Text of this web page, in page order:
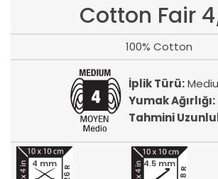
Cotton Fair
100% Cotton
İplik Türü:
Yumak Ağırlığı:
Tahmini
26 R
4 mm
18 R
4.5 mm